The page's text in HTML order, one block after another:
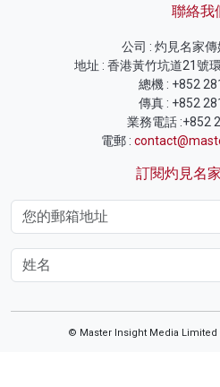
聯絡我
公司 : 灼見名家
地址 : 香港黃竹坑道21號
總機 : +852
傳真 : +852
業務電話 :+852
電郵 :
訂閱灼見名
© Master Insight Media Limited